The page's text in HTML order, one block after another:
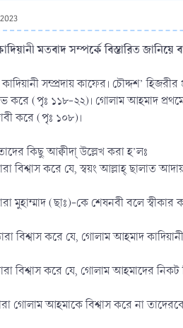
মতবাদ সম্পর্কে বিস্তারিত
কাদিয়ানী সম্প্রদায় কাফের। চৌদ্দশ’
করে (পৃঃ ১১৮-২২)। গোলাম আহমাদ প্রথমে
করে (পৃঃ ১০৮)।
কিছু আক্বীদা্ উল্লেখ করা হ’লঃ
বিশ্বাস করে যে, স্বয়ং আল্লাহ্ ছালাত
মুহাম্মাদ (ছাঃ)-কে শেষনবী বলে স্বীকার
বিশ্বাস করে যে, গোলাম আহমাদ
বিশ্বাস করে যে, গোলাম আহমাদের
গোলাম আহমাকে বিশ্বাস করে না